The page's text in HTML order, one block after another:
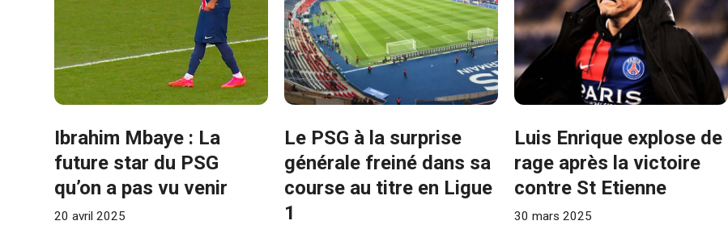
Ibrahim Mbaye : La
future star du PSG
qu’on a pas vu venir
20 avril 2025
Le PSG à la surprise
générale freiné dans sa
course au titre en Ligue
1
Luis Enrique explose de
rage après la victoire
contre St Etienne
30 mars 2025